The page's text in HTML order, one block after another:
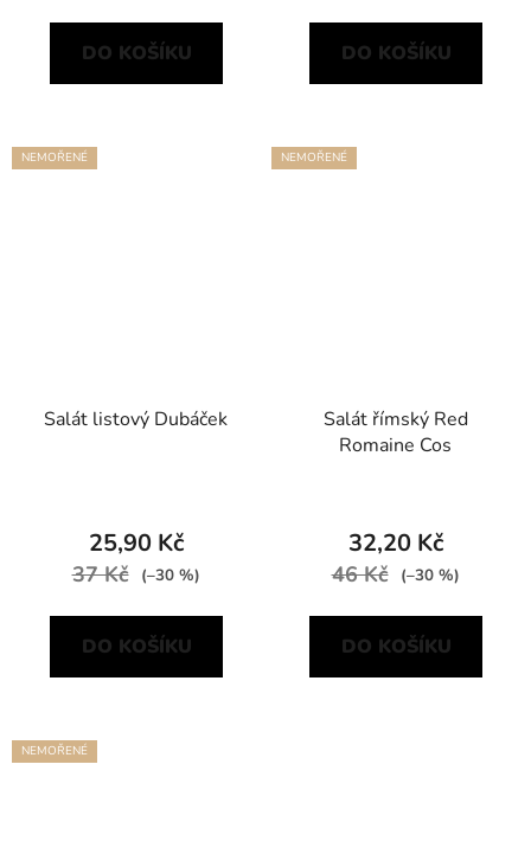
DO KOŠÍKU DO KOŠÍKU
NEMOŘENÉ
Salát listový Dubáček
25,90 Kč
37 Kč (–30 %)
DO KOŠÍKU
NEMOŘENÉ
Salát římský Red
Romaine Cos
32,20 Kč
46 Kč (–30 %)
DO KOŠÍKU
NEMOŘENÉ